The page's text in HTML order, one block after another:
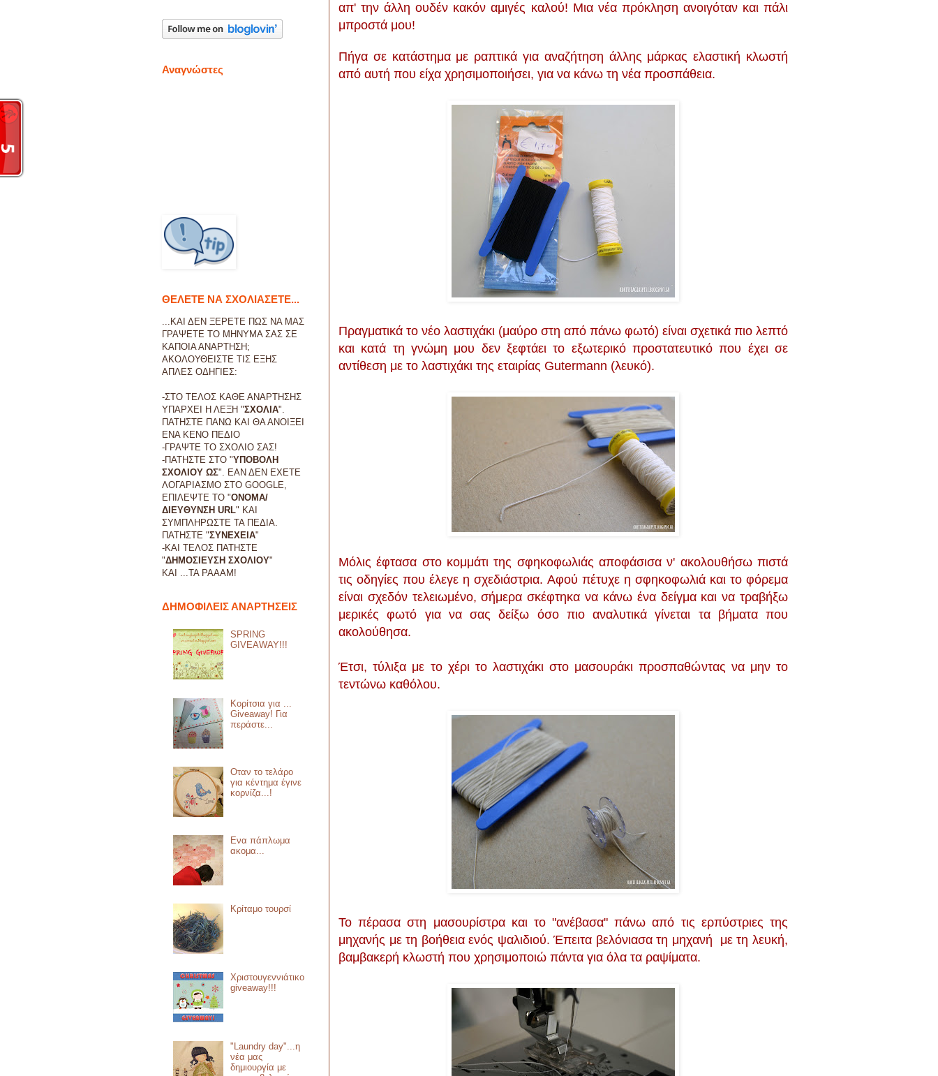
απ' την άλλη ουδέν κακόν αμιγές καλού! Μια νέα πρόκληση ανοιγόταν και πάλι
μπροστά μου!
Πήγα σε κατάστημα με ραπτικά για αναζήτηση άλλης μάρκας ελαστική κλωστή
από αυτή που είχα χρησιμοποιήσει, για να κάνω τη νέα προσπάθεια.
Πραγματικά το νέο λαστιχάκι (μαύρο στη από πάνω φωτό) είναι σχετικά πιο λεπτό
και κατά τη γνώμη μου δεν ξεφτάει το εξωτερικό προστατευτικό που έχει σε
αντίθεση με το λαστιχάκι της εταιρίας Gutermann (λευκό).
Μόλις έφτασα στο κομμάτι της σφηκοφωλιάς αποφάσισα ν' ακολουθήσω πιστά
τις οδηγίες που έλεγε η σχεδιάστρια. Αφού πέτυχε η σφηκοφωλιά και το φόρεμα
είναι σχεδόν τελειωμένο, σήμερα σκέφτηκα να κάνω ένα δείγμα και να τραβήξω
μερικές φωτό για να σας δείξω όσο πιο αναλυτικά γίνεται τα βήματα που
ακολούθησα.
Έτσι, τύλιξα με το χέρι το λαστιχάκι στο μασουράκι προσπαθώντας να μην το
τεντώνω καθόλου.
Το πέρασα στη μασουρίστρα και το "ανέβασα" πάνω από τις ερπύστριες της
μηχανής με τη βοήθεια ενός ψαλιδιού. Έπειτα βελόνιασα τη μηχανή με τη λευκή,
βαμβακερή κλωστή που χρησιμοποιώ πάντα για όλα τα ραψίματα.
Αναγνώστες
ΘΕΛΕΤΕ ΝΑ ΣΧΟΛΙΑΣΕΤΕ...
...ΚΑΙ ΔΕΝ ΞΕΡΕΤΕ ΠΩΣ ΝΑ ΜΑΣ
ΓΡΑΨΕΤΕ ΤΟ ΜΗΝΥΜΑ ΣΑΣ ΣΕ
ΚΑΠΟΙΑ ΑΝΑΡΤΗΣΗ;
ΑΚΟΛΟΥΘΕΙΣΤΕ ΤΙΣ ΕΞΗΣ
ΑΠΛΕΣ ΟΔΗΓΙΕΣ:
-ΣΤΟ ΤΕΛΟΣ ΚΑΘΕ ΑΝΑΡΤΗΣΗΣ
ΥΠΑΡΧΕΙ Η ΛΕΞΗ "ΣΧΟΛΙΑ".
ΠΑΤΗΣΤΕ ΠΑΝΩ ΚΑΙ ΘΑ ΑΝΟΙΞΕΙ
ΕΝΑ ΚΕΝΟ ΠΕΔΙΟ
-ΓΡΑΨΤΕ ΤΟ ΣΧΟΛΙΟ ΣΑΣ!
-ΠΑΤΗΣΤΕ ΣΤΟ "ΥΠΟΒΟΛΗ
ΣΧΟΛΙΟΥ ΩΣ". ΕΑΝ ΔΕΝ ΕΧΕΤΕ
ΛΟΓΑΡΙΑΣΜΟ ΣΤΟ GOOGLE,
ΕΠΙΛΕΨΤΕ ΤΟ "ΟΝΟΜΑ/
ΔΙΕΥΘΥΝΣΗ URL" ΚΑΙ
ΣΥΜΠΛΗΡΩΣΤΕ ΤΑ ΠΕΔΙΑ.
ΠΑΤΗΣΤΕ "ΣΥΝΕΧΕΙΑ"
-ΚΑΙ ΤΕΛΟΣ ΠΑΤΗΣΤΕ
"ΔΗΜΟΣΙΕΥΣΗ ΣΧΟΛΙΟΥ"
ΚΑΙ ...ΤΑ ΡΑΑΑΜ!
ΔΗΜΟΦΙΛΕΙΣ ΑΝΑΡΤΗΣΕΙΣ
SPRING
GIVEAWAY!!!
Κορίτσια για ...
Giveaway! Για
περάστε...
Οταν το τελάρο
για κέντημα έγινε
κορνίζα...!
Ενα πάπλωμα
ακομα...
Κρίταμο τουρσί
Χριστουγεννιάτικο
giveaway!!!
"Laundry day"...η
νέα μας
δημιουργία με